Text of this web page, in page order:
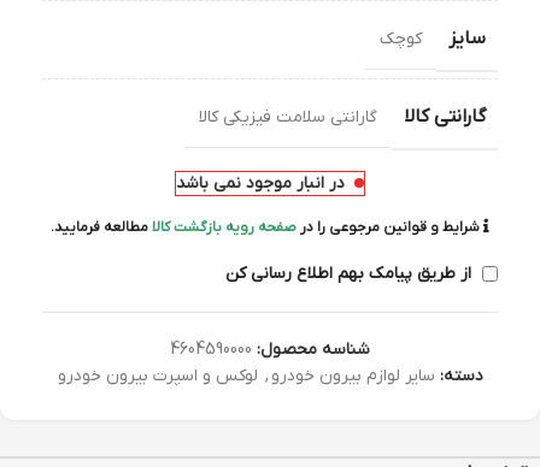
سایز کوچک
گارانتی کالا گارانتی سلامت فیزیکی کالا
در انبار موجود نمی باشد
شرایط و قوانین مرجوعی را در صفحه رویه بازگشت کالامطالعه فرمایید.
از طریق پیامک بهم اطلاع رسانی کن
شناسه محصول: 4604590000
دسته: سایر لوازم بیرون خودرو , لوکس و اسپرت بیرون خودرو